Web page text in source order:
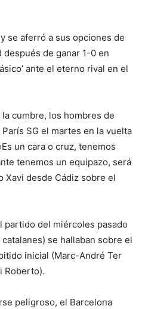
se aferró a sus opciones de
después de ganar 1-0 en
ante el eterno rival en el
cumbre, los hombres de
SG el martes en la vuelta
un cara o cruz, tenemos
tenemos un equipazo, será
Xavi desde Cádiz sobre el
del miércoles pasado
se hallaban sobre el
inicial (Marc-André Ter
Roberto).
peligroso, el Barcelona